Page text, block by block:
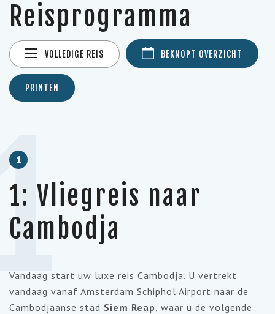
Reisprogramma
VOLLEDIGE REIS BEKNOPT OVERZICHT
PRINTEN
1
1: Vliegreis naar
Cambodja
Vandaag start uw luxe reis Cambodja. U vertrekt
vandaag vanaf Amsterdam Schiphol Airport naar de
Cambodjaanse stad Siem Reap, waar u de volgende